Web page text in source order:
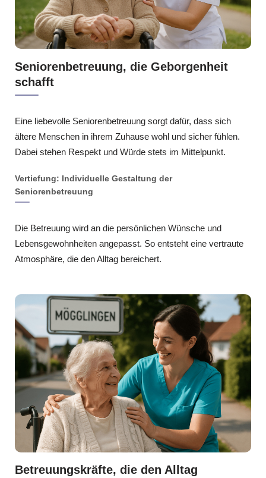
Betreuungskräfte, die den Alltag
Seniorenbetreuung, die Geborgenheit
schafft
Eine liebevolle Seniorenbetreuung sorgt dafür, dass sich
ältere Menschen in ihrem Zuhause wohl und sicher fühlen.
Dabei stehen Respekt und Würde stets im Mittelpunkt.
Vertiefung: Individuelle Gestaltung der
Seniorenbetreuung
Die Betreuung wird an die persönlichen Wünsche und
Lebensgewohnheiten angepasst. So entsteht eine vertraute
Atmosphäre, die den Alltag bereichert.